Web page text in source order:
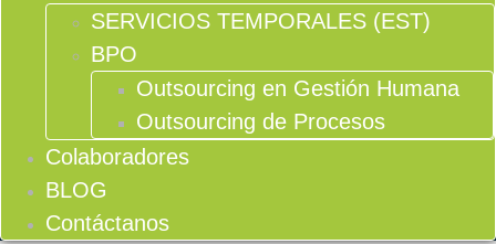
SERVICIOS TEMPORALES (EST)
BPO
Outsourcing en Gestión Humana
Outsourcing de Procesos
Colaboradores
BLOG
Contáctanos